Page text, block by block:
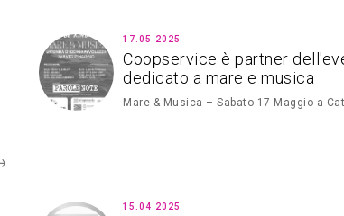
17.05.2025
Coopservice è partner
dedicato a mare e musica
Mare & Musica – Sabato 17 Maggio a
15.04.2025